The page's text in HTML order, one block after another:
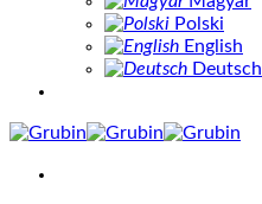
Polski
English
Deutsch